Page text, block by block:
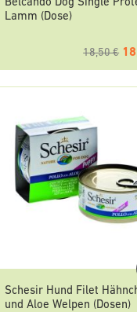
Belcando Dog Single
Lamm (Dose)
18,50 €
Schesir Hund Filet
und Aloe Welpen (Dosen)